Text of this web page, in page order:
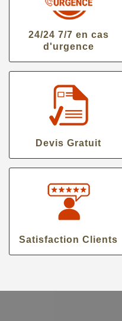
24/24 7/7 en cas
d'urgence
Devis Gratuit
Satisfaction Clients